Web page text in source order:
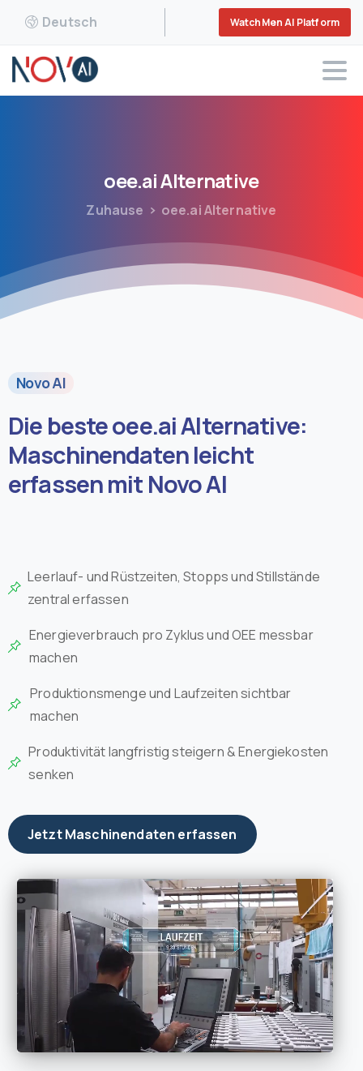
Deutsch WatchMen AI Platform
oee.aiAlternative
Zuhause oee.ai Alternative
Novo AI
Die beste oee.ai Alternative:
Maschinendaten leicht
erfassen mit Novo AI
Leerlauf- und Rüstzeiten, Stopps und Stillstände
zentral erfassen
Energieverbrauch pro Zyklus und OEE messbar
machen
Produktionsmenge und Laufzeiten sichtbar
machen
Produktivität langfristig steigern & Energiekosten
senken
Jetzt Maschinendaten erfassen